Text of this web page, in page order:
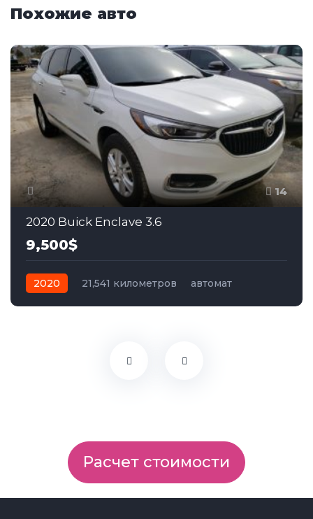
Похожие авто
14
2020 Buick Enclave 3.6
9,500$
2020 21,541 километров
автомат
Расчет стоимости